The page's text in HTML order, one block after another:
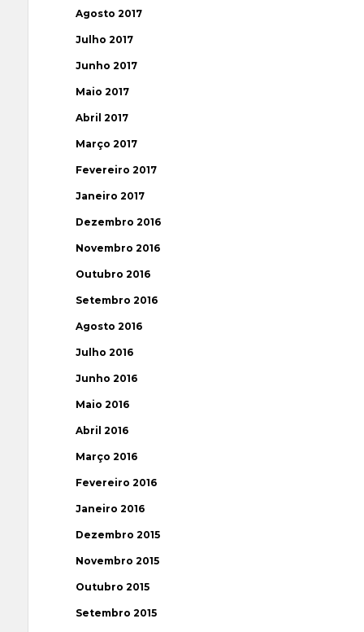
Agosto 2017
Julho 2017
Junho 2017
Maio 2017
Abril 2017
Março 2017
Fevereiro 2017
Janeiro 2017
Dezembro 2016
Novembro 2016
Outubro 2016
Setembro 2016
Agosto 2016
Julho 2016
Junho 2016
Maio 2016
Abril 2016
Março 2016
Fevereiro 2016
Janeiro 2016
Dezembro 2015
Novembro 2015
Outubro 2015
Setembro 2015